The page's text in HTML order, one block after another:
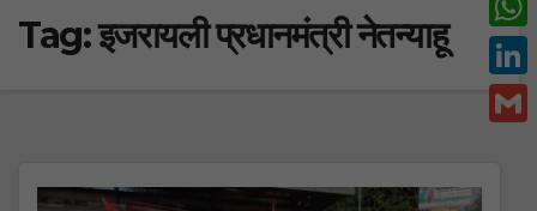
Tag:इजरायली प्रधानमंत्री नेतन्याहू
c
e
w
i
W
h
a
L